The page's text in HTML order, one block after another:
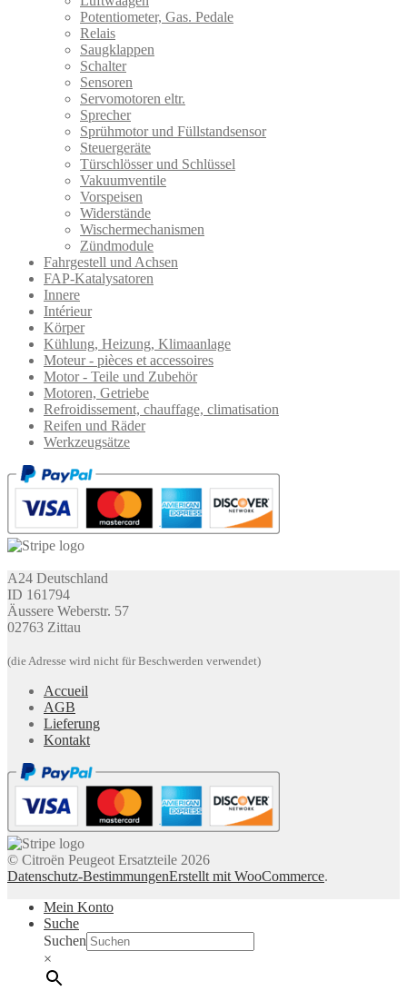
Potentiometer, Gas. Pedale
Relais
Saugklappen
Schalter
Sensoren
Servomotoren eltr.
Sprecher
Sprühmotor und Füllstandsensor
Steuergeräte
Türschlösser und Schlüssel
Vakuumventile
Vorspeisen
Widerstände
Wischermechanismen
Zündmodule
Fahrgestell und Achsen
FAP-Katalysatoren
Innere
Intérieur
Körper
Kühlung, Heizung, Klimaanlage
Moteur - pièces et accessoires
Motor - Teile und Zubehör
Motoren, Getriebe
Refroidissement, chauffage, climatisation
Reifen und Räder
Werkzeugsätze
A24 Deutschland
ID 161794
Äussere Weberstr. 57
02763 Zittau
(die Adresse wird nicht für Beschwerden verwendet)
Accueil
AGB
Lieferung
Kontakt
© Citroën Peugeot Ersatzteile 2026
Datenschutz-BestimmungenErstellt mit WooCommerce.
Mein Konto
Suche
Suchen
×